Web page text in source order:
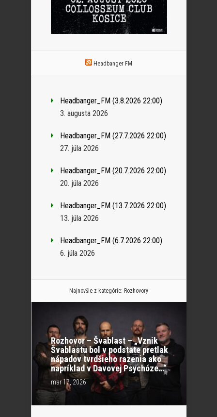
Headbanger FM
Headbanger_FM (3.8.2026 22:00)
3. augusta 2026
Headbanger_FM (27.7.2026 22:00)
27. júla 2026
Headbanger_FM (20.7.2026 22:00)
20. júla 2026
Headbanger_FM (13.7.2026 22:00)
13. júla 2026
Headbanger_FM (6.7.2026 22:00)
6. júla 2026
Najnovšie z kategórie: Rozhovory
Rozhovor – Švablast – „Vznik
Švablastu bol v podstate pretlak
nápadov tvrdšieho razenia ako
napríklad v Davovej Psychóze…“
mar 17, 2026